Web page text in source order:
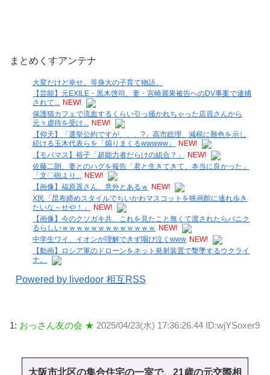
まとめくすアンテナ
大変だけど幸せ。等身大の子育て物語。
【芸能】元EXILE・黒木啓司、妻・宮崎麗果被告へのDV事案で逮捕
されて... NEW!
保護猫カフェで流血するくらい引っ掻かれちゃった店員さんから
元々虐待を受け... NEW!
【仰天】「選挙公約ですが、、、?」高市総理、減税に難色を示し
続ける玉木代表らを「煽りまくるwwwww」
NEW!
【モバマス】裕子「超能力者だらけの組合？」
NEW!
佐藤二朗、妻とのハグを報告「君と生きてきて、本当に良かった」
「文〇砲より... NEW!
【画像】福原遥さん、意外とあるｗ
NEW!
X民「昆布締めスタイルでちいかわマスコットを映画館に連れ歩き
たいな～せや！」
NEW!
【画像】今のクソガキ共、これを見たこと無くて渡されたらパニク
るらしいｗｗｗｗｗｗｗｗｗｗｗｗｗ
NEW!
中学生ワイ、イオンが理解できず咽び泣くwww NEW!
【動画】ロシア軍のドローンをネット発射装置で撃墜するウクライ
ナ。
Powered by livedoor 相互RSS
1: おっさん友の会 ★ 2025/04/23(水) 17:36:26.44 ID:wjYSoxer9
大阪市北区の集合住宅の一室で、21歳の元交際相